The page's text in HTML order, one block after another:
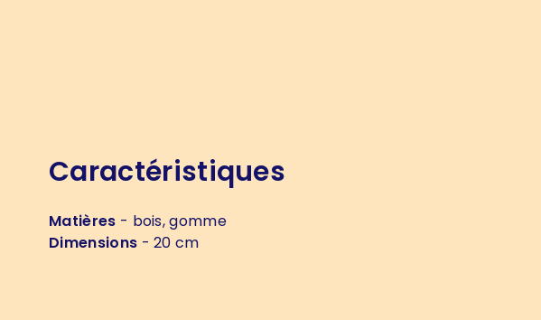
Caractéristiques
Matières - bois, gomme
Dimensions - 20 cm